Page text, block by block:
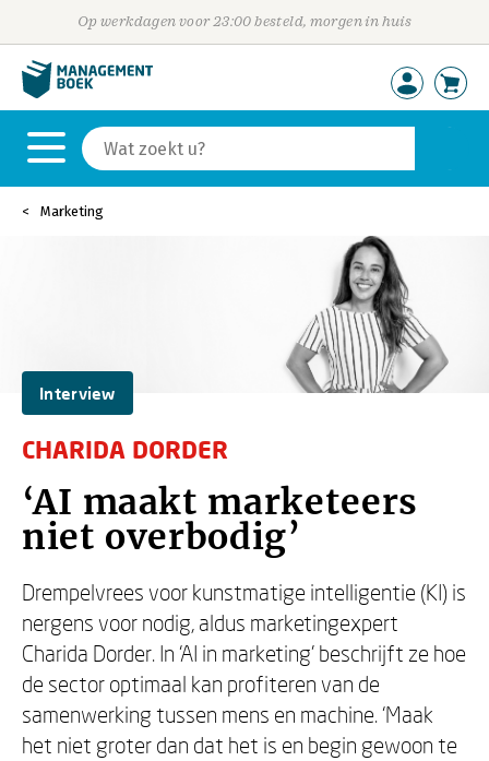
Op werkdagen voor 23:00 besteld, morgen in huis
Marketing
Interview
CHARIDA DORDER
‘AI maakt marketeers
niet overbodig’
Drempelvrees voor kunstmatige intelligentie (KI) is
nergens voor nodig, aldus marketingexpert
Charida Dorder. In ‘AI in marketing’ beschrijft ze hoe
de sector optimaal kan profiteren van de
samenwerking tussen mens en machine. ‘Maak
het niet groter dan dat het is en begin gewoon te